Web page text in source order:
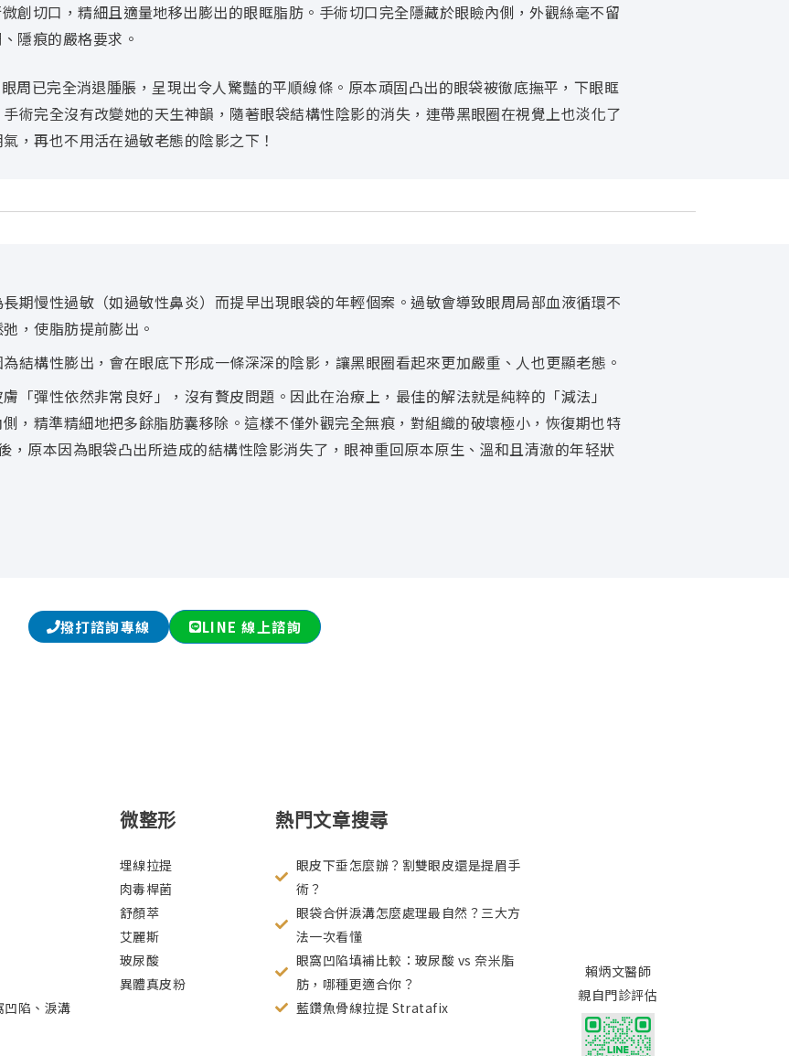
微創切口，精細且適量地移出膨出的眼眶脂肪。手術切口完全隱藏於眼瞼內側，外觀絲毫不留
隱痕的嚴格要求。
周已完全消退腫脹，呈現出令人驚豔的平順線條。原本頑固凸出的眼袋被徹底撫平，下眼眶
術完全沒有改變她的天生神韻，隨著眼袋結構性陰影的消失，連帶黑眼圈在視覺上也淡化了
，再也不用活在過敏老態的陰影之下！
期慢性過敏（如過敏性鼻炎）而提早出現眼袋的年輕個案。過敏會導致眼周局部血液循環不
，使脂肪提前膨出。
結構性膨出，會在眼底下形成一條深深的陰影，讓黑眼圈看起來更加嚴重、人也更顯老態。
「彈性依然非常良好」，沒有贅皮問題。因此在治療上，最佳的解法就是純粹的「減法」
，精準精細地把多餘脂肪囊移除。這樣不僅外觀完全無痕，對組織的破壞極小，恢復期也特
，原本因為眼袋凸出所造成的結構性陰影消失了，眼神重回原本原生、溫和且清澈的年轻狀
撥打諮詢專線 LINE 線上諮詢
凹陷、淚溝
微整形
埋線拉提
肉毒桿菌
舒顏萃
艾麗斯
玻尿酸
異體真皮粉
熱門文章搜尋
眼皮下垂怎麼辦？割雙眼皮還是提眉手
術？
眼袋合併淚溝怎麼處理最自然？三大方
法一次看懂
眼窩凹陷填補比較：玻尿酸 vs 奈米脂
肪，哪種更適合你？
藍鑽魚骨線拉提 Stratafix
賴炳文醫師
親自門診評估